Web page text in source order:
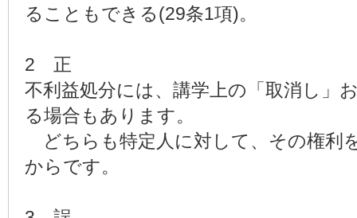
ることもできる(29条1項)。
2 正
不利益処分には、講学上の「取消し」
る場合もあります。
どちらも特定人に対して、その権利
からです。